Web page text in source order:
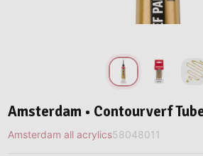
Amsterdam • Contourverf
Amsterdam all acrylics58048011